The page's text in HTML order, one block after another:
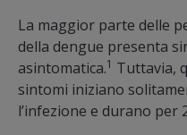
La maggior parte delle
della dengue presenta
asintomatica.1 Tuttavia,
sintomi iniziano
l’infezione e durano per